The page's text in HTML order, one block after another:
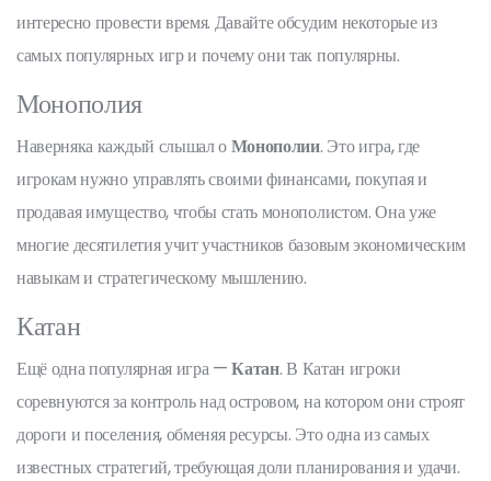
интересно провести время. Давайте обсудим некоторые из
самых популярных игр и почему они так популярны.
Монополия
Наверняка каждый слышал оМонополии. Это игра, где
игрокам нужно управлять своими финансами, покупая и
продавая имущество, чтобы стать монополистом. Она уже
многие десятилетия учит участников базовым экономическим
навыкам и стратегическому мышлению.
Катан
Ещё одна популярная игра —Катан. В Катан игроки
соревнуются за контроль над островом, на котором они строят
дороги и поселения, обменяя ресурсы. Это одна из самых
известных стратегий, требующая доли планирования и удачи.